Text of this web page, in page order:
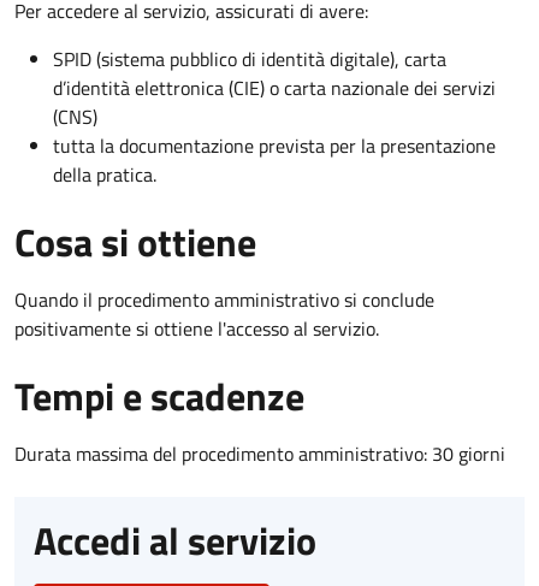
Per accedere al servizio, assicurati di avere:
SPID (sistema pubblico di identità digitale), carta
d’identità elettronica (CIE) o carta nazionale dei servizi
(CNS)
tutta la documentazione prevista per la presentazione
della pratica.
Cosa si ottiene
Quando il procedimento amministrativo si conclude
positivamente si ottiene l'accesso al servizio.
Tempi e scadenze
Durata massima del procedimento amministrativo: 30 giorni
Accedi al servizio